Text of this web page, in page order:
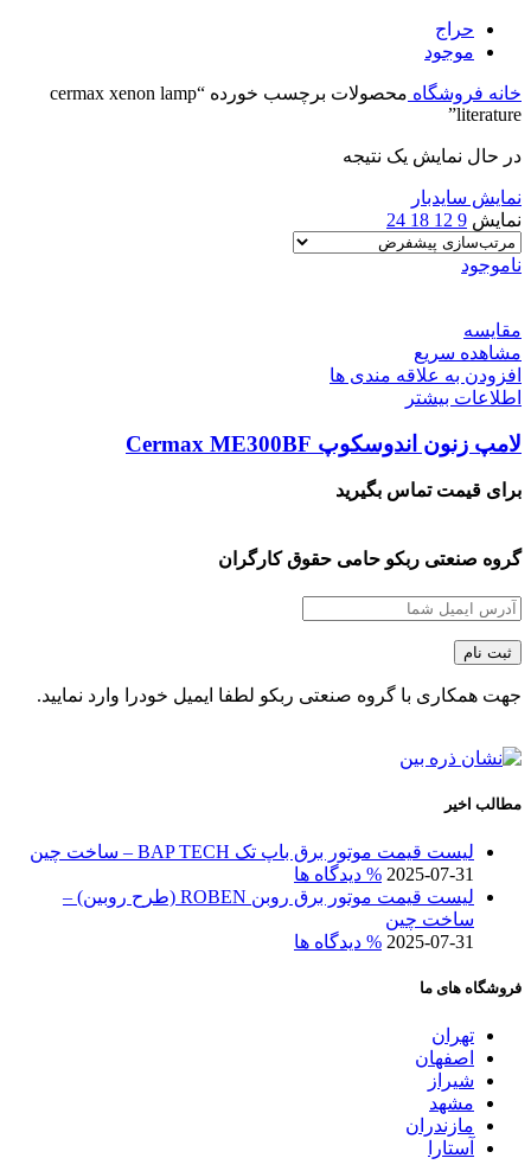
حراج
موجود
خانه فروشگاه
محصولات برچسب خورده “cermax xenon lamp
literature”
در حال نمایش یک نتیجه
نمایش سایدبار
نمایش 9
12
18
24
ناموجود
مقایسه
مشاهده سریع
افزودن به علاقه مندی ها
اطلاعات بیشتر
لامپ زنون اندوسکوپ Cermax ME300BF
برای قیمت تماس بگیرید
گروه صنعتی ربکو حامی حقوق کارگران
جهت همکاری با گروه صنعتی ربکو لطفا ایمیل خودرا وارد نمایید.
مطالب اخیر
لیست قیمت موتور برق باپ تک BAP TECH – ساخت چین
2025-07-31 % دیدگاه ها
لیست قیمت موتور برق روبن ROBEN (طرح روبین) –
ساخت چین
2025-07-31 % دیدگاه ها
فروشگاه های ما
تهران
اصفهان
شیراز
مشهد
مازندران
آستارا